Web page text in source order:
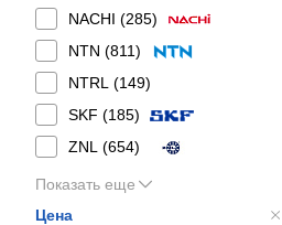
NACHI (285)
NTN (811)
NTRL (149)
SKF (185)
ZNL (654)
Показать еще
Цена